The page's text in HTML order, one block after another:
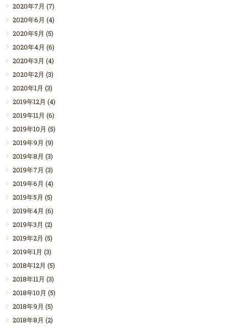
2020年7月 (7)
2020年6月 (4)
2020年5月 (5)
2020年4月 (6)
2020年3月 (4)
2020年2月 (3)
2020年1月 (3)
2019年12月 (4)
2019年11月 (6)
2019年10月 (5)
2019年9月 (9)
2019年8月 (3)
2019年7月 (3)
2019年6月 (4)
2019年5月 (5)
2019年4月 (6)
2019年3月 (2)
2019年2月 (5)
2019年1月 (3)
2018年12月 (5)
2018年11月 (3)
2018年10月 (5)
2018年9月 (5)
2018年8月 (2)